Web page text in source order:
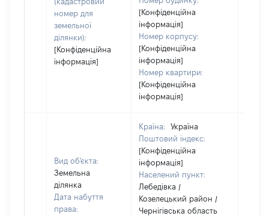
номер для
земельної
ділянки):
[Конфіденційна
інформація]
[Конфіденційна
інформація]
Номер корпусу:
[Конфіденційна
інформація]
Номер квартири:
[Конфіденційна
інформація]
Вид об'єкта:
Земельна
ділянка
Дата набуття
права:
Країна:
Україна
Поштовий індекс:
[Конфіденційна
інформація]
Населений пункт:
Лебедівка /
Козелецький район /
Чернігівська область